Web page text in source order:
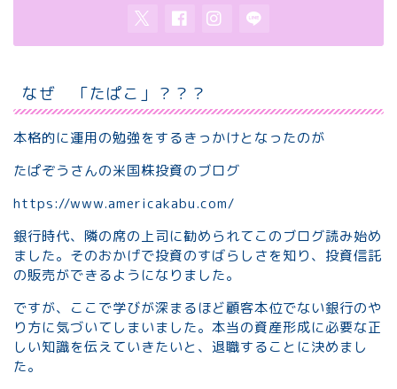
なぜ 「たぱこ」？？？
本格的に運用の勉強をするきっかけとなったのが
たぱぞうさんの米国株投資のブログ
https://www.americakabu.com/
銀行時代、隣の席の上司に勧められてこのブログ読み始め
ました。そのおかげで投資のすばらしさを知り、投資信託
の販売ができるようになりました。
ですが、ここで学びが深まるほど顧客本位でない銀行のや
り方に気づいてしまいました。本当の資産形成に必要な正
しい知識を伝えていきたいと、退職することに決めまし
た。